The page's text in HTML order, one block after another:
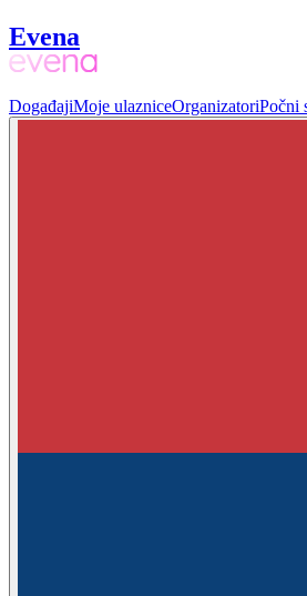
Evena
DogađajiMoje ulazniceOrganizatoriPočni